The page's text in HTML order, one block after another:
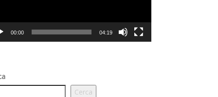
00:00 04:19
Cerca